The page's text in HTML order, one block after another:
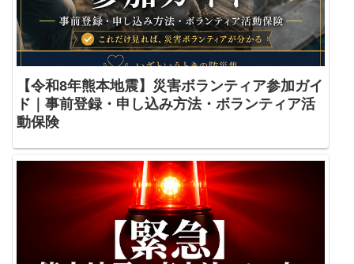
【令和8年熊本地震】災害ボランティア参加ガイ
ド｜事前登録・申し込み方法・ボランティア活
動保険